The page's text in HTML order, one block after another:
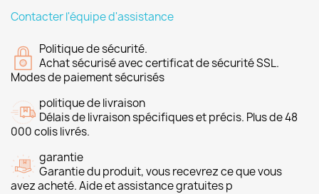
Contacter l'équipe d'assistance
Politique de sécurité.
Achat sécurisé avec certificat de sécurité SSL.
Modes de paiement sécurisés
politique de livraison
Délais de livraison spécifiques et précis. Plus de 48
000 colis livrés.
garantie
Garantie du produit, vous recevrez ce que vous
avez acheté. Aide et assistance gratuites p